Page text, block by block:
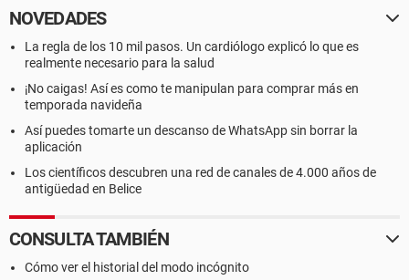
NOVEDADES
La regla de los 10 mil pasos. Un cardiólogo explicó lo que es
realmente necesario para la salud
¡No caigas! Así es como te manipulan para comprar más en
temporada navideña
Así puedes tomarte un descanso de WhatsApp sin borrar la
aplicación
Los científicos descubren una red de canales de 4.000 años de
antigüedad en Belice
CONSULTA TAMBIÉN
Cómo ver el historial del modo incógnito